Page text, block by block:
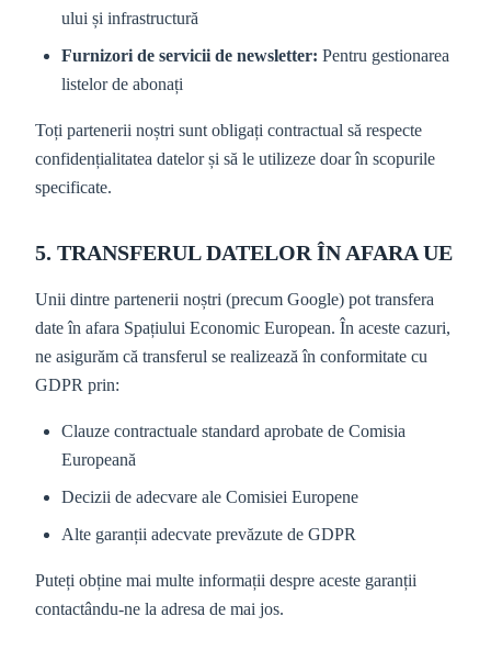
ului și infrastructură
Furnizori de servicii de newsletter: Pentru gestionarea
listelor de abonați
Toți partenerii noștri sunt obligați contractual să respecte
confidențialitatea datelor și să le utilizeze doar în scopurile
specificate.
5. TRANSFERUL DATELOR ÎN AFARA UE
Unii dintre partenerii noștri (precum Google) pot transfera
date în afara Spațiului Economic European. În aceste cazuri,
ne asigurăm că transferul se realizează în conformitate cu
GDPR prin:
Clauze contractuale standard aprobate de Comisia
Europeană
Decizii de adecvare ale Comisiei Europene
Alte garanții adecvate prevăzute de GDPR
Puteți obține mai multe informații despre aceste garanții
contactându-ne la adresa de mai jos.